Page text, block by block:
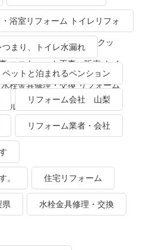
浴室リフォーム トイレリフォ
ール電化リフォーム ＩＨクッ
エコキュート工事・販売 トイ
栓金具修理・交換 リフォーム
ルクラブ
つまり、トイレ水漏れ
ペットと泊まれるペンション
リフォーム会社 山梨
リフォーム業者・会社
。 住宅リフォーム
県 水栓金具修理・交換